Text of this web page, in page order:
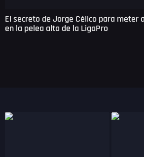
El secreto de Jorge Célico para meter
en la pelea alta de la LigaPro